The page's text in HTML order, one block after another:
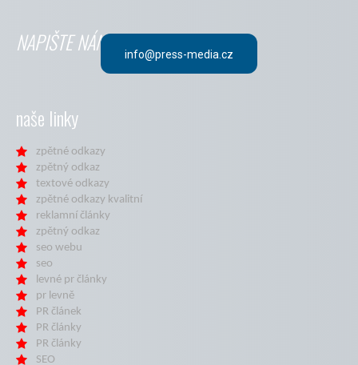
NAPIŠTE NÁM info@press-media.cz
naše linky
zpětné odkazy
zpětný odkaz
textové odkazy
zpětné odkazy kvalitní
reklamní články
zpětný odkaz
seo webu
seo
levné pr články
pr levně
PR článek
PR články
PR články
SEO